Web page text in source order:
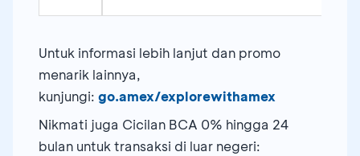
Untuk informasi lebih lanjut dan promo
menarik lainnya,
kunjungi: go.amex/explorewithamex
Nikmati juga Cicilan BCA 0% hingga 24
bulan untuk transaksi di luar negeri: